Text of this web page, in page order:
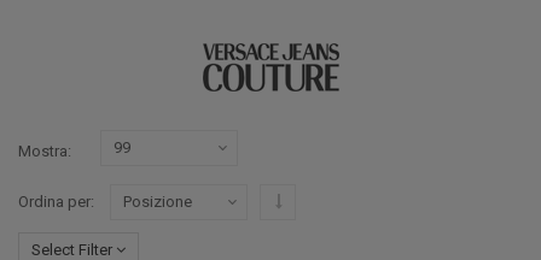
Mostra
Ordina per
Select Filter